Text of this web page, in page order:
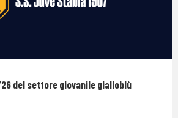
del settore giovanile gialloblù